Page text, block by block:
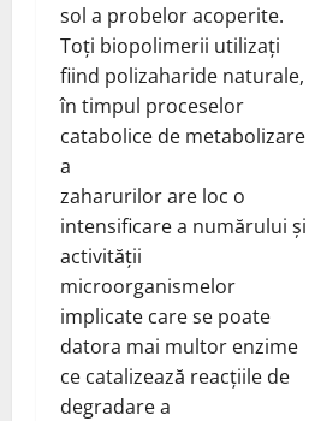
sol a probelor acoperite.
Toți biopolimerii utilizați
fiind polizaharide naturale,
în timpul proceselor
catabolice de metabolizare
a
zaharurilor are loc o
intensificare a numărului și
activității
microorganismelor
implicate care se poate
datora mai multor enzime
ce catalizează reacțiile de
degradare a